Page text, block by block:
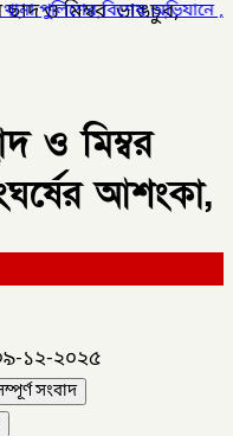
, মাদক সম্রাট মাইদুল
ও মিম্বর ভাঙচুর,
ও মিম্বর
আশংকা,
১২-২০২৫
সংবাদ